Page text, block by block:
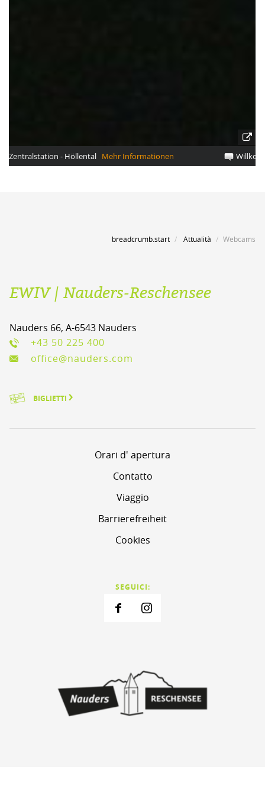
breadcrumb.start Attualità Webcams
EWIV | Nauders-Reschensee
Nauders 66, A-6543 Nauders
+43 50 225 400
office@nauders.com
BIGLIETTI
Orari d' apertura
Contatto
Viaggio
Barrierefreiheit
Cookies
SEGUICI: